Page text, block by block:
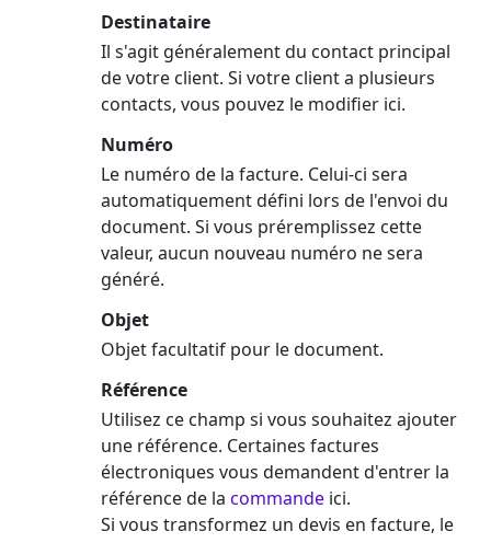
Destinataire
Il s'agit généralement du contact principal
de votre client. Si votre client a plusieurs
contacts, vous pouvez le modifier ici.
Numéro
Le numéro de la facture. Celui-ci sera
automatiquement défini lors de l'envoi du
document. Si vous préremplissez cette
valeur, aucun nouveau numéro ne sera
généré.
Objet
Objet facultatif pour le document.
Référence
Utilisez ce champ si vous souhaitez ajouter
une référence. Certaines factures
électroniques vous demandent d'entrer la
référence de la commande ici.
Si vous transformez un devis en facture, le